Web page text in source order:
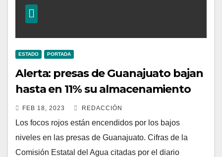
ESTADO PORTADA
Alerta: presas de Guanajuato bajan
hasta en 11% su almacenamiento
FEB 18, 2023 REDACCIÓN
Los focos rojos están encendidos por los bajos
niveles en las presas de Guanajuato. Cifras de la
Comisión Estatal del Agua citadas por el diario